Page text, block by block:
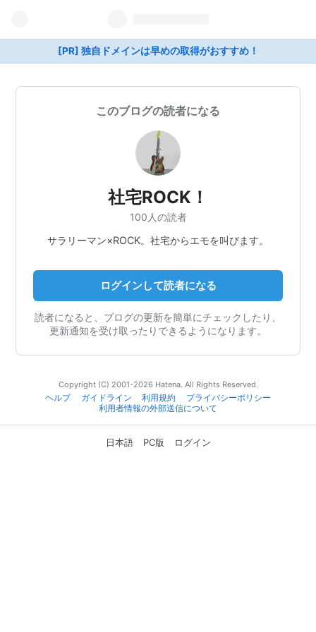
[PR] 独自ドメインは早めの取得がおすすめ！
このブログの読者になる
社宅ROCK！
100人の読者
サラリーマン×ROCK。社宅からエモを叫びます。
ログインして読者になる
読者になると、ブログの更新を簡単にチェックしたり、
更新通知を受け取ったりできるようになります。
Copyright (C) 2001-2026 Hatena. All Rights Reserved.
ヘルプ
ガイドライン 利用規約
プライバシーポリシー
利用者情報の外部送信について
日本語 PC版 ログイン